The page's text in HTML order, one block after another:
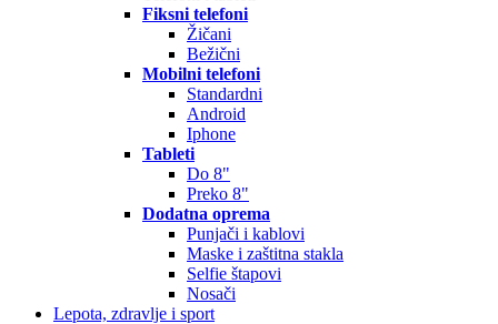
Fiksni telefoni
Žičani
Bežični
Mobilni telefoni
Standardni
Android
Iphone
Tableti
Do 8"
Preko 8"
Dodatna oprema
Punjači i kablovi
Maske i zaštitna stakla
Selfie štapovi
Nosači
Lepota, zdravlje i sport